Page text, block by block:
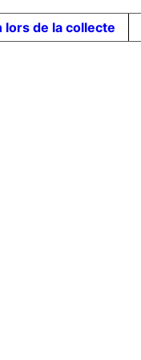
lors de la collecte